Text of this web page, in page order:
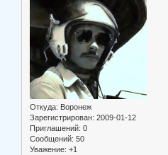
Откуда: Воронеж
Зарегистрирован: 2009-01-12
Приглашений: 0
Сообщений: 50
Уважение: +1